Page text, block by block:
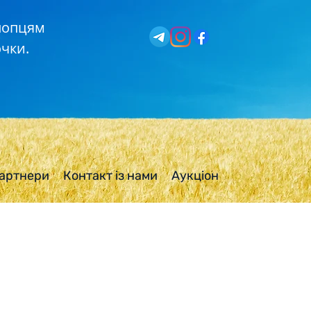
Контакт із нами Аукціон